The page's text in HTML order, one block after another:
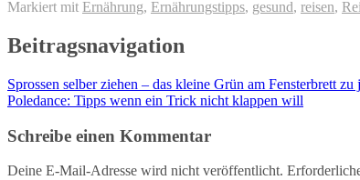
Markiert mit Ernährung, Ernährungstipps, gesund, reisen,
Beitragsnavigation
Sprossen selber ziehen – das kleine Grün am Fensterbrett zu
Poledance: Tipps wenn ein Trick nicht klappen will
Schreibe einen Kommentar
Deine E-Mail-Adresse wird nicht veröffentlicht.